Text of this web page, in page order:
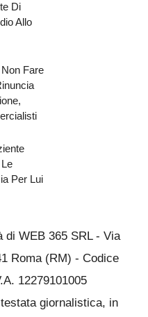
Di
Allo
Fare
Per Lui
di WEB 365 SRL - Via
Roma (RM) - Codice
12279101005
giornalistica, in